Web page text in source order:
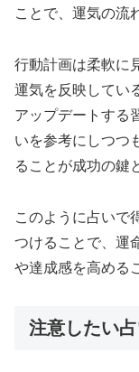
ことで、運気の流
行動計画は柔軟に
運気を反映してい
アップデートする
いを参考にしつつ
ることが成功の鍵
このように占いで
つけることで、運
や達成感を高める
注意したい